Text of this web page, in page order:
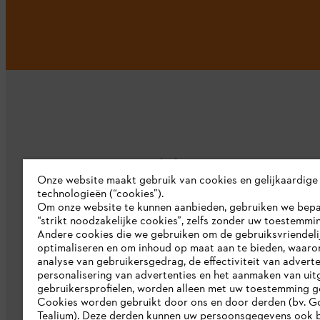
Bedrijf
Over ons
Pers
Werken bij STIHL
Duurzaamheid
STIHL rapportagesysteem
Onze website maakt gebruik van cookies en gelijkaardige
technologieën (“cookies”).
Om onze website te kunnen aanbieden, gebruiken we
“strikt noodzakelijke cookies”, zelfs zonder uw
Andere cookies die we gebruiken om de
optimaliseren en om inhoud op maat aan te bieden,
analyse van gebruikersgedrag, de effectiviteit van
personalisering van advertenties en het aanmaken van
gebruikersprofielen, worden alleen met uw toestemming
Cookies worden gebruikt door ons en door derden (bv.
Tealium). Deze derden kunnen uw persoonsgegevens ook